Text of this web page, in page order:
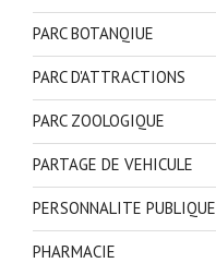
PARC BOTANQIUE
PARC D'ATTRACTIONS
PARC ZOOLOGIQUE
PARTAGE DE VEHICULE
PERSONNALITE PUBLIQUE
PHARMACIE